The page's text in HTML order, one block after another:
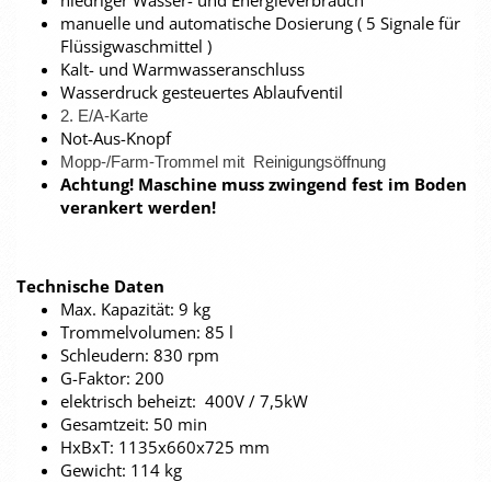
manuelle und automatische Dosierung ( 5 Signale für
Flüssigwaschmittel )
Kalt- und Warmwasseranschluss
Wasserdruck gesteuertes Ablaufventil
2. E/A-Karte
Not-Aus-Knopf
Mopp-/Farm-Trommel mit Reinigungsöffnung
Achtung! Maschine muss zwingend fest im Boden
verankert werden!
Technische Daten
Max. Kapazität: 9 kg
Trommelvolumen: 85 l
Schleudern: 830 rpm
G-Faktor: 200
elektrisch beheizt: 400V / 7,5kW
Gesamtzeit: 50 min
HxBxT: 1135x660x725 mm
Gewicht: 114 kg